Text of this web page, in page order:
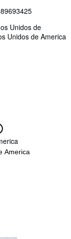
Unidos de
Unidos de America
America